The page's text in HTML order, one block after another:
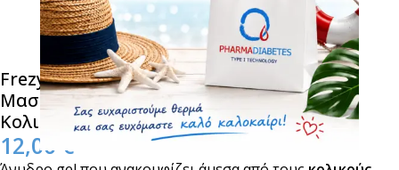
Frezyderm Colic Relief Massage Gel Τζελ
Μασάζ για την Ανακούφιση από τους
Κολικούς 100ml
12,00 €